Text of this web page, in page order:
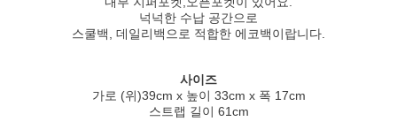
넉넉한 수납 공간으로
스쿨백, 데일리백으로 적합한 에코백이랍니다.
사이즈
가로 (위)39cm x 높이 33cm x 폭 17cm
스트랩 길이 61cm